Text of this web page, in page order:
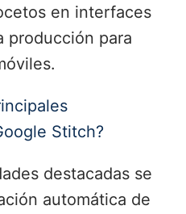
en interfaces
producción para
Stitch?
destacadas se
automática de